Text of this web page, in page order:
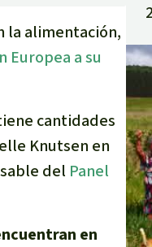
la alimentación,
Europea a su
cantidades
Knutsen en
del Panel
en